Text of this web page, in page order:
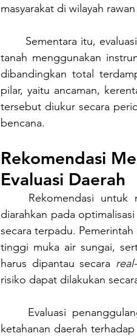
masyarakat di wilayah
tanah menggunakan
dibandingkan total
pilar, yaitu ancaman,
tersebut diukur secara
bencana.
Rekomendasi
Evaluasi Daerah
diarahkan pada
secara terpadu.
tinggi muka air sungai,
harus dipantau secara
risiko dapat dilakukan
ketahanan daerah